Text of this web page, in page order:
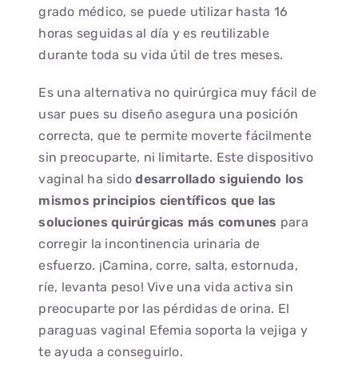
grado médico, se puede utilizar hasta 16
horas seguidas al día y es reutilizable
durante toda su vida útil de tres meses.
Es una alternativa no quirúrgica muy fácil de
usar pues su diseño asegura una posición
correcta, que te permite moverte fácilmente
sin preocuparte, ni limitarte. Este dispositivo
vaginal ha sidodesarrollado siguiendo los
mismos principios científicos que las
soluciones quirúrgicas más comunes para
corregir la incontinencia urinaria de
esfuerzo. ¡Camina, corre, salta, estornuda,
ríe, levanta peso! Vive una vida activa sin
preocuparte por las pérdidas de orina. El
paraguas vaginal Efemia soporta la vejiga y
te ayuda a conseguirlo.